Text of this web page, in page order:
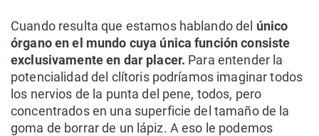
Cuando resulta que estamos hablando del único
órgano en el mundo cuya única función consiste
exclusivamente en dar placer. Para entender la
potencialidad del clítoris podríamos imaginar todos
los nervios de la punta del pene, todos, pero
concentrados en una superficie del tamaño de la
goma de borrar de un lápiz. A eso le podemos